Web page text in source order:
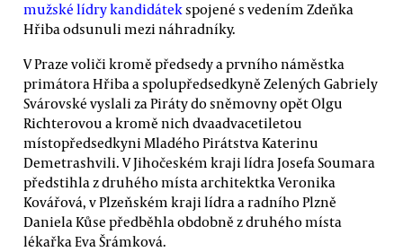
mužské lídry kandidátekspojené s vedením Zdeňka
Hřiba odsunuli mezi náhradníky.
V Praze voliči kromě předsedy a prvního náměstka
primátora Hřiba a spolupředsedkyně Zelených Gabriely
Svárovské vyslali za Piráty do sněmovny opět Olgu
Richterovou a kromě nich dvaadvacetiletou
místopředsedkyni Mladého Pirátstva Katerinu
Demetrashvili. V Jihočeském kraji lídra Josefa Soumara
předstihla z druhého místa architektka Veronika
Kovářová, v Plzeňském kraji lídra a radního Plzně
Daniela Kůse předběhla obdobně z druhého místa
lékařka Eva Šrámková.